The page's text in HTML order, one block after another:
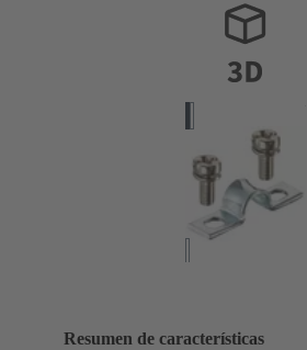
Resumen de características